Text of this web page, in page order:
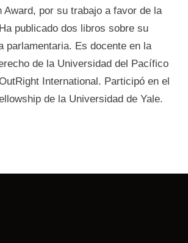
Award, por su trabajo a favor de la
publicado dos libros sobre su
parlamentaria. Es docente en la
de la Universidad del Pacífico
International. Participó en el
de la Universidad de Yale.